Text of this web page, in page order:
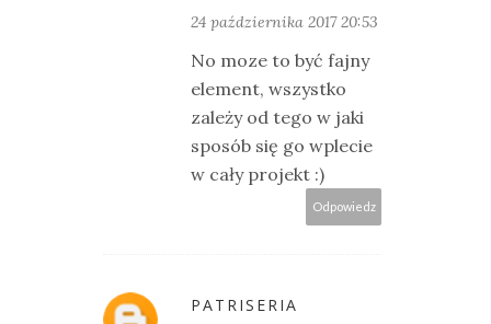
24 października 2017 20:53
No moze to być fajny
element, wszystko
zależy od tego w jaki
sposób się go wplecie
w cały projekt :)
Odpowiedz
PATRISERIA